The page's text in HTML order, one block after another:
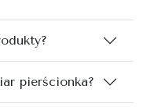
pierścionka?